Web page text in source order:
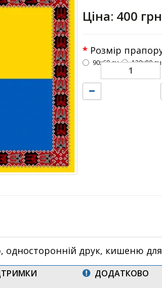
Ціна: 400
Розмір
90х60 см 120х80 см
односторонній друк, кишеню
ДОДАТКОВО